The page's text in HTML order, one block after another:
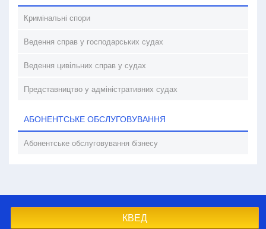
Кримінальні спори
Ведення справ у господарських судах
Ведення цивільних справ у судах
Представництво у адміністративних судах
АБОНЕНТСЬКЕ ОБСЛУГОВУВАННЯ
Абонентське обслуговування бізнесу
КВЕД